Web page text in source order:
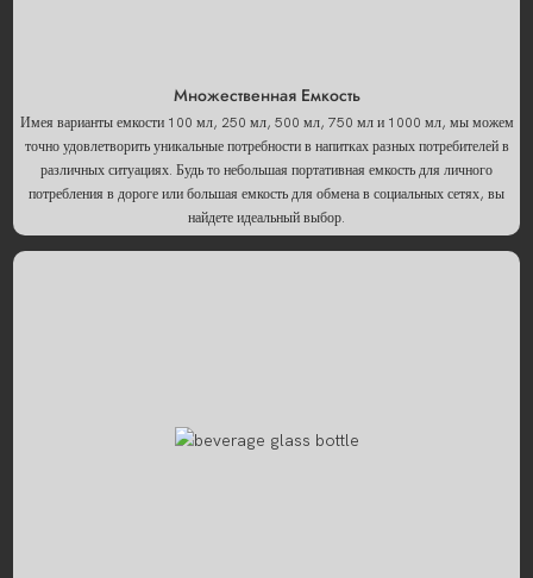
Множественная Емкость
Имея варианты емкости 100 мл, 250 мл, 500 мл, 750 мл и 1000 мл, мы можем
точно удовлетворить уникальные потребности в напитках разных потребителей в
различных ситуациях. Будь то небольшая портативная емкость для личного
потребления в дороге или большая емкость для обмена в социальных сетях, вы
найдете идеальный выбор.